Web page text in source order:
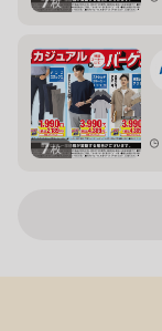
7枚